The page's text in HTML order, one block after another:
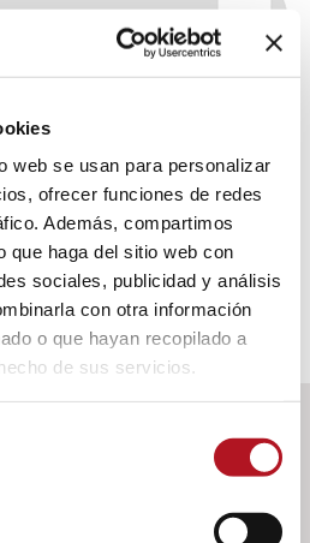
web se usan para personalizar
ofrecer funciones de redes
Además, compartimos
que haga del sitio web con
sociales, publicidad y análisis
con otra información
o que hayan recopilado a
de sus servicios.
gasóleo con altura
mm y provisto de